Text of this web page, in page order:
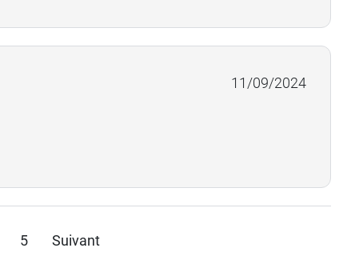
11/09/2024
5 Suivant